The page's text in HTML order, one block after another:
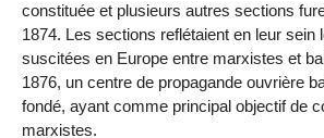
constituée et plusieurs autres sections
1874. Les sections reflétaient en leur sein
suscitées en Europe entre marxistes et
1876, un centre de propagande ouvrière
fondé, ayant comme principal objectif de
marxistes.